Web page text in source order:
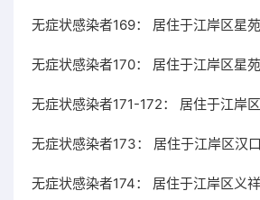
无症状感染者169： 居住于江岸区星苑
无症状感染者170： 居住于江岸区星苑
无症状感染者171-172： 居住于江岸
无症状感染者173： 居住于江岸区汉
无症状感染者174： 居住于江岸区义